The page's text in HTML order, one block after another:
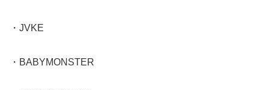
・JVKE
・BABYMONSTER